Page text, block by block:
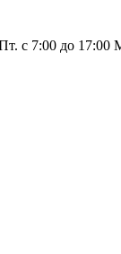
с 7:00 до 17:00